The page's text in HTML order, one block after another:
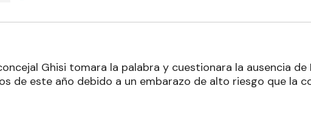
Ghisi tomara la palabra y cuestionara la ausencia de
de este año debido a un embarazo de alto riesgo que la